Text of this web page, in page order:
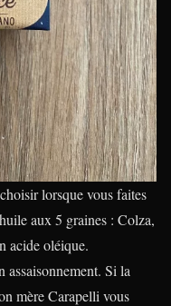
lorsque vous faites
aux 5 graines : Colza,
acide oléique.
assaisonnement. Si la
mère Carapelli vous